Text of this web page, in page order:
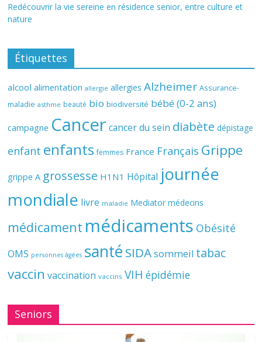
Redécouvrir la vie sereine en résidence senior, entre culture et
nature
Étiquettes
alcool alimentation allergie allergies Alzheimer Assurance-
maladie asthme beauté bio biodiversité bébé (0-2 ans)
campagne Cancer cancer du sein diabète dépistage
enfant enfants femmes France Français Grippe
grippe A grossesse H1N1 Hôpital journée
mondiale livre maladie Mediator médecins
médicament médicaments Obésité
OMS personnes âgées santé SIDAsommeil tabac
vaccin vaccination vaccins VIH épidémie
Seniors